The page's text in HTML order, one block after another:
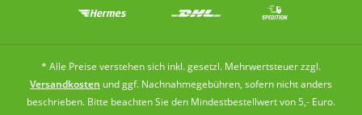
* Alle Preise verstehen sich inkl. gesetzl. Mehrwertsteuer zzgl.
Versandkosten und ggf. Nachnahmegebühren, sofern nicht anders
beschrieben. Bitte beachten Sie den Mindestbestellwert von 5,- Euro.